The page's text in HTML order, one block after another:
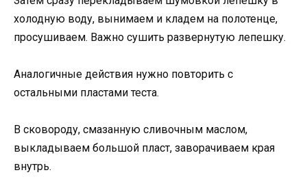
холодную воду, вынимаем и кладем на полотенце,
просушиваем. Важно сушить развернутую лепешку.
Аналогичные действия нужно повторить с
остальными пластами теста.
В сковороду, смазанную сливочным маслом,
выкладываем большой пласт, заворачиваем края
внутрь.